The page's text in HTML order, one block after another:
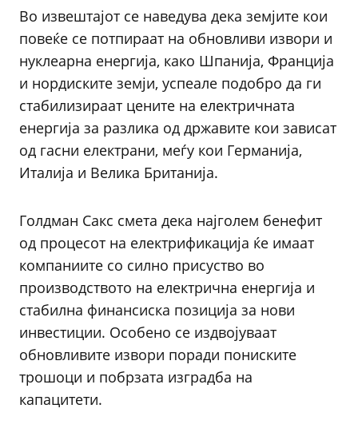
Во извештајот се наведува дека земјите кои
повеќе се потпираат на обновливи извори и
нуклеарна енергија, како Шпанија, Франција
и нордиските земји, успеале подобро да ги
стабилизираат цените на електричната
енергија за разлика од државите кои зависат
од гасни електрани, меѓу кои Германија,
Италија и Велика Британија.
Голдман Сакс смета дека најголем бенефит
од процесот на електрификација ќе имаат
компаниите со силно присуство во
производството на електрична енергија и
стабилна финансиска позиција за нови
инвестиции. Особено се издвојуваат
обновливите извори поради пониските
трошоци и побрзата изградба на
капацитети.